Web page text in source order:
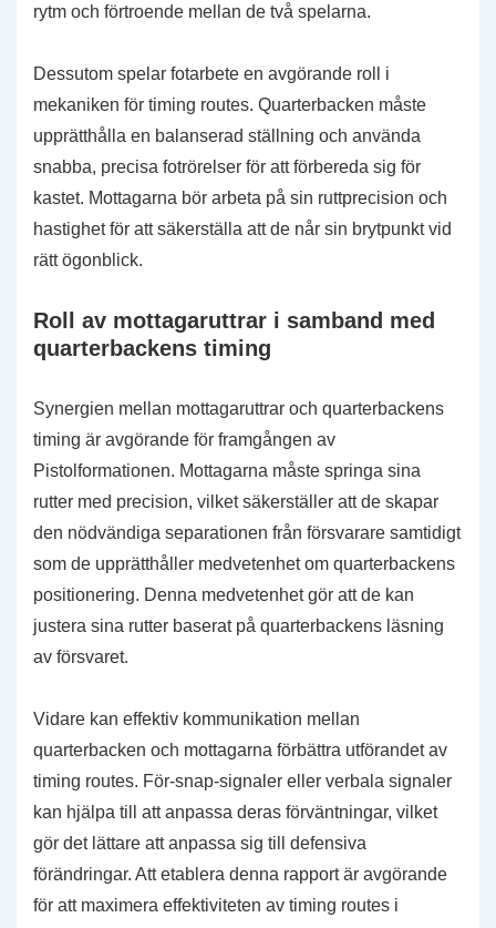
rytm och förtroende mellan de två spelarna.
Dessutom spelar fotarbete en avgörande roll i
mekaniken för timing routes. Quarterbacken måste
upprätthålla en balanserad ställning och använda
snabba, precisa fotrörelser för att förbereda sig för
kastet. Mottagarna bör arbeta på sin ruttprecision och
hastighet för att säkerställa att de når sin brytpunkt vid
rätt ögonblick.
Roll av mottagaruttrar i samband med
quarterbackens timing
Synergien mellan mottagaruttrar och quarterbackens
timing är avgörande för framgången av
Pistolformationen. Mottagarna måste springa sina
rutter med precision, vilket säkerställer att de skapar
den nödvändiga separationen från försvarare samtidigt
som de upprätthåller medvetenhet om quarterbackens
positionering. Denna medvetenhet gör att de kan
justera sina rutter baserat på quarterbackens läsning
av försvaret.
Vidare kan effektiv kommunikation mellan
quarterbacken och mottagarna förbättra utförandet av
timing routes. För-snap-signaler eller verbala signaler
kan hjälpa till att anpassa deras förväntningar, vilket
gör det lättare att anpassa sig till defensiva
förändringar. Att etablera denna rapport är avgörande
för att maximera effektiviteten av timing routes i